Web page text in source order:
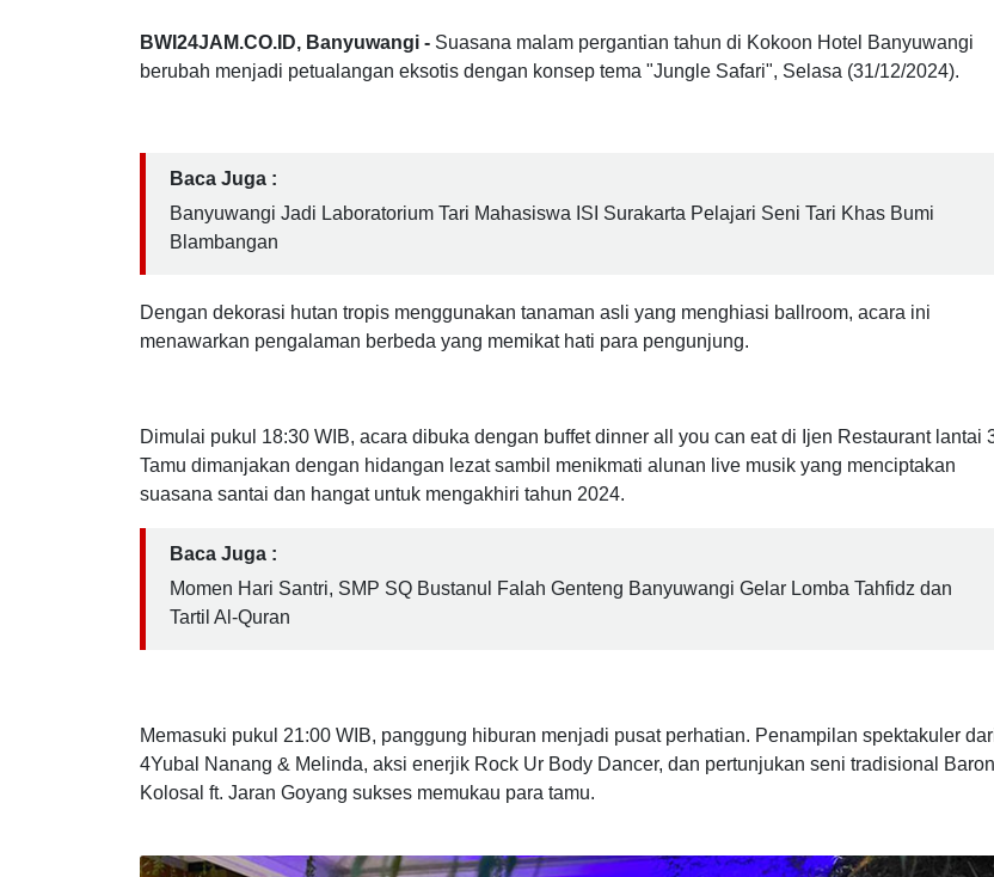
Pertunjukan Barong Kolosal yang Memukau Pengunjung Event Jungle Safari di Kokoon Hotel Banyuwangi (Foto: Riqi/BWI24Jam)
Baca Juga :
Blambangan
Dimulai pukul 18:30 WIB, acara dibuka dengan buffet dinner all you can eat di Ijen Restaurant lantai 3.
suasana santai dan hangat untuk mengakhiri tahun 2024.
Baca Juga :
Memasuki pukul 21:00 WIB, panggung hiburan menjadi pusat perhatian. Penampilan spektakuler dari
Kolosal ft. Jaran Goyang sukses memukau para tamu.